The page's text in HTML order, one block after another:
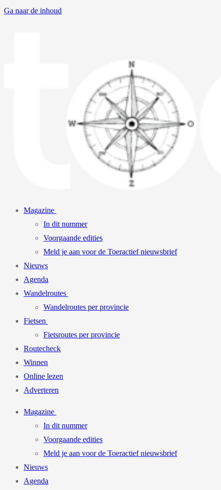
Ga naar de inhoud
Magazine
In dit nummer
Voorgaande edities
Meld je aan voor de Toeractief nieuwsbrief
Nieuws
Agenda
Wandelroutes
Wandelroutes per provincie
Fietsen
Fietsroutes per provincie
Routecheck
Winnen
Online lezen
Adverteren
Magazine
In dit nummer
Voorgaande edities
Meld je aan voor de Toeractief nieuwsbrief
Nieuws
Agenda